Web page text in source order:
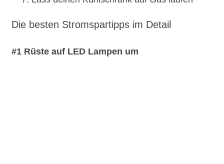
Die besten Stromspartipps im Detail
#1 Rüste auf LED Lampen um